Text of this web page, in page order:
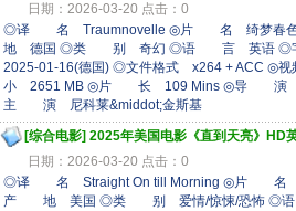
日期：2026-03-20 点击：0
◎译 名 Traumnovelle ◎片 名 绮梦
地 德国 ◎类 别 奇幻 ◎语 言 英语 ◎
2025-01-16(德国) ◎文件格式 x264 + ACC ◎
小 2651 MB ◎片 长 109 Mins ◎导 演 弗
主 演 尼科莱&middot;金斯基
[综合电影] 2025年美国电影《直到天亮》HD
日期：2026-03-20 点击：0
◎译 名 Straight On till Morning ◎片
产 地 美国 ◎类 别 爱情/惊悚/恐怖